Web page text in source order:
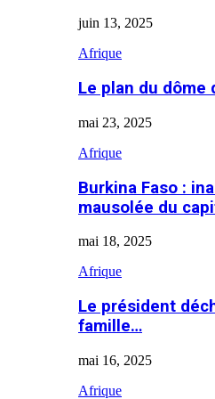
juin 13, 2025
Afrique
Le plan du dôme
mai 23, 2025
Afrique
Burkina Faso :
mausolée du
mai 18, 2025
Afrique
Le président
famille…
mai 16, 2025
Afrique